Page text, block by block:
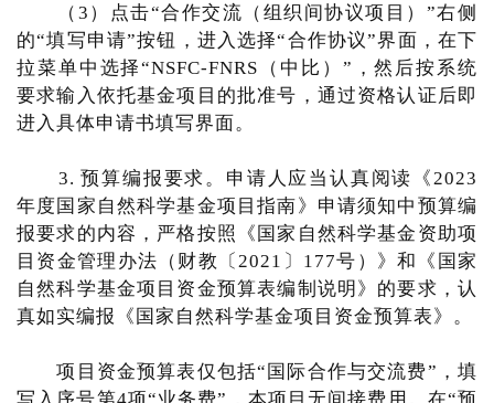
（3）点击“合作交流（组织间协议项目）”右侧
的“填写申请”按钮，进入选择“合作协议”界面，在下
拉菜单中选择“NSFC-FNRS（中比）”，然后按系统
要求输入依托基金项目的批准号，通过资格认证后即
进入具体申请书填写界面。
3. 预算编报要求。申请人应当认真阅读《2023
年度国家自然科学基金项目指南》申请须知中预算编
报要求的内容，严格按照《国家自然科学基金资助项
目资金管理办法（财教〔2021〕177号）》和《国家
自然科学基金项目资金预算表编制说明》的要求，认
真如实编报《国家自然科学基金项目资金预算表》。
项目资金预算表仅包括“国际合作与交流费”，填